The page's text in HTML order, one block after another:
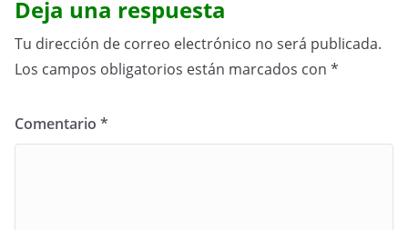
Deja una respuesta
Tu dirección de correo electrónico no será publicada.
Los campos obligatorios están marcados con *
Comentario *